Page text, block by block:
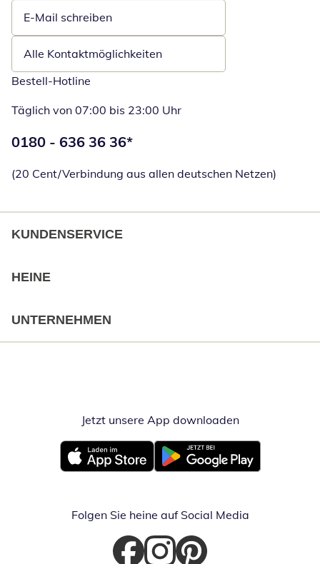
E-Mail schreiben
Öffnet E-Mail-Client
Alle Kontaktmöglichkeiten
Bestell-Hotline
Täglich von 07:00 bis 23:00 Uhr
Telefonnummer:
0180 - 636 36 36*
(20 Cent/Verbindung aus allen deutschen Netzen)
KUNDENSERVICE
HEINE
UNTERNEHMEN
Jetzt unsere App downloadenÖffnet in
Öffnet in neuem FensterÖffnet in neuem Fenster
Folgen Sie heine auf Social Media